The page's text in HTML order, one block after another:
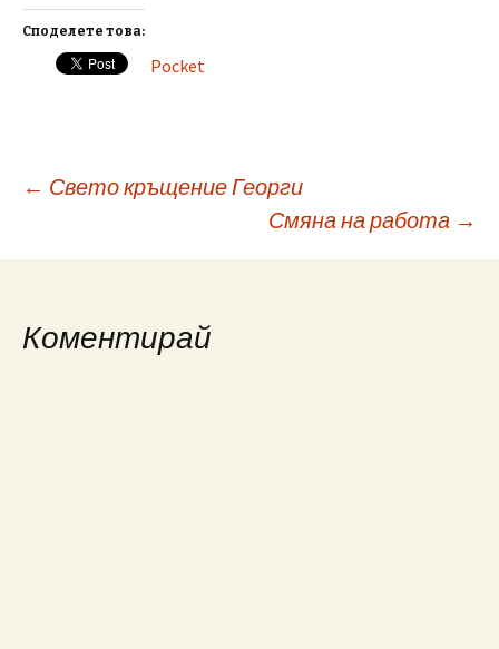
Споделете това:
Pocket
Post
navigation
← Свето кръщение Георги
Смяна на работа →
Коментирай